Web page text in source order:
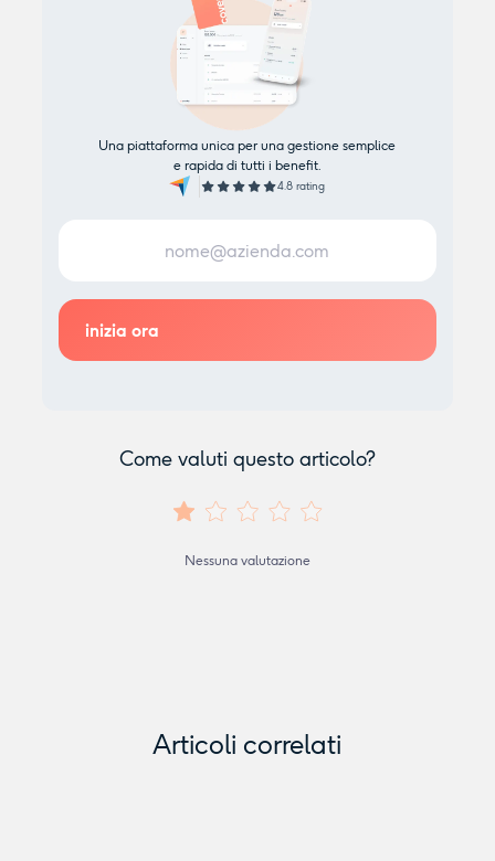
Una piattaforma unica per una gestione semplice
e rapida di tutti i benefit.
4.8 rating
Come valuti questo articolo?
Nessuna valutazione
Articoli correlati